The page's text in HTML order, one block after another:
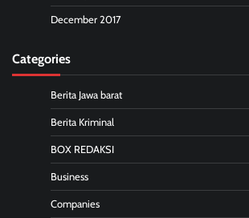
December 2017
Categories
Berita Jawa barat
Berita Kriminal
BOX REDAKSI
Business
Companies